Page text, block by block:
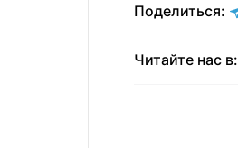
Поделиться:
Читайте нас в: